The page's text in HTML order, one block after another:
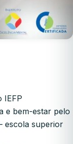
IEFP
e bem-estar pelo
escola superior